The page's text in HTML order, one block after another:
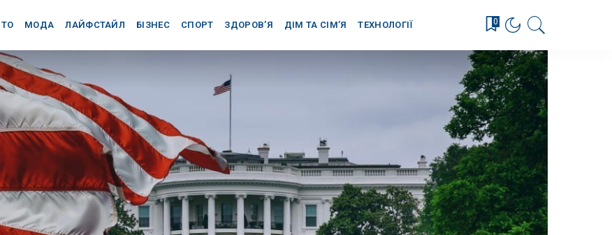
МОДА ЛАЙФСТАЙЛ БІЗНЕС СПОРТ ЗДОРОВ’Я ДІМ ТА СІМ’Я ТЕХНОЛОГІЇ 0